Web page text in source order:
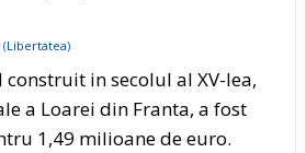
(Libertatea)
in secolul al XV-lea,
a Loarei din Franta, a fost
1,49 milioane de euro.